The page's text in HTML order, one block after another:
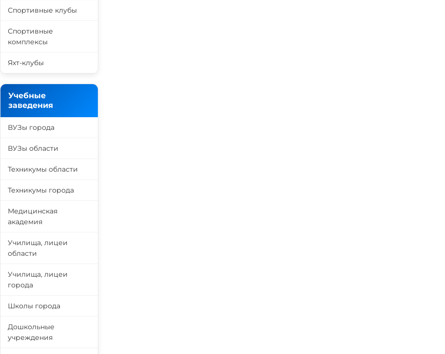
Спортивные клубы
Спортивные
комплексы
Яхт-клубы
Учебные
заведения
ВУЗы города
ВУЗы области
Техникумы области
Техникумы города
Медицинская
академия
Училища, лицеи
области
Училища, лицеи
города
Школы города
Дошкольные
учреждения